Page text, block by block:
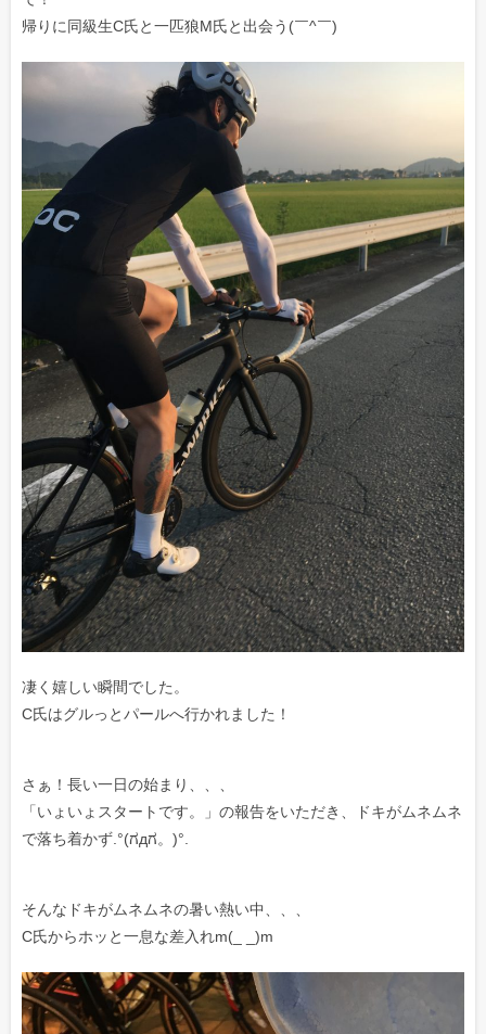
帰りに同級生C氏と一匹狼M氏と出会う(￣^￣)ゞ
凄く嬉しい瞬間でした。
C氏はグルっとパールへ行かれました！
さぁ！長い一日の始まり、、、
「いょいょスタートです。」の報告をいただき、ドキがムネムネ
で落ち着かず.°(ಗдಗ。)°.
そんなドキがムネムネの暑い熱い中、、、
C氏からホッと一息な差入れm(_ _)m